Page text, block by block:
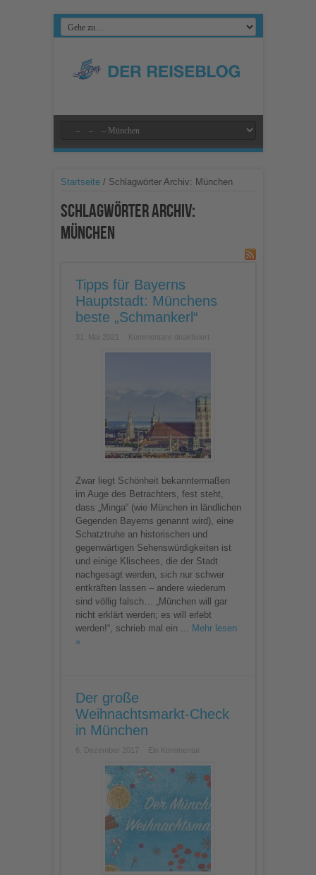
Startseite/ Schlagwörter Archiv: München
Schlagwörter Archiv:
München
Tipps für Bayerns
Hauptstadt: Münchens
beste „Schmankerl“
31. Mai 2021 Kommentare deaktiviertfür
für
Zwar liegt Schönheit bekanntermaßen
im Auge des Betrachters, fest steht,
dass „Minga“ (wie München in ländlichen
Gegenden Bayerns genannt wird), eine
Schatztruhe an historischen und
gegenwärtigen Sehenswürdigkeiten ist
und einige Klischees, die der Stadt
nachgesagt werden, sich nur schwer
entkräften lassen – andere wiederum
sind völlig falsch… „München will gar
nicht erklärt werden; es will erlebt
werden!“, schrieb mal ein ...
Mehr lesen
»
Der große
Weihnachtsmarkt-Check
in München
6. Dezember 2017 Ein Kommentar